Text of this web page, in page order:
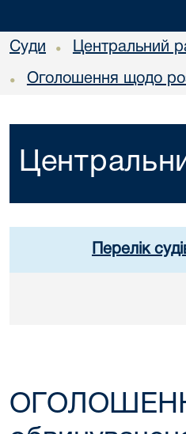
Суди • Центральний
• Оголошення щодо
Перелік